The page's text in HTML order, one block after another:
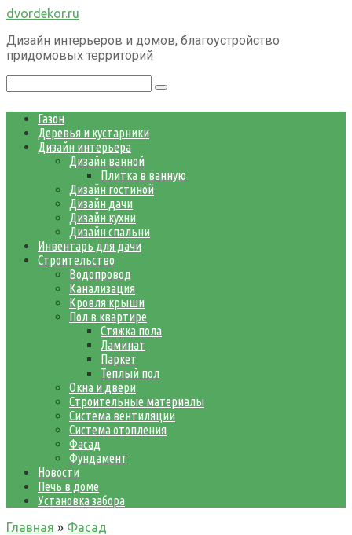
Перейти
контенту
dvordekor.ru
Дизайн интерьеров и домов, благоустройство
придомовых территорий
Газон
Деревья и кустарники
Дизайн интерьера
Дизайн ванной
Плитка в ванную
Дизайн гостиной
Дизайн дачи
Дизайн кухни
Дизайн спальни
Инвентарь для дачи
Строительство
Водопровод
Канализация
Кровля крыши
Пол в квартире
Стяжка пола
Ламинат
Паркет
Теплый пол
Окна и двери
Строительные материалы
Система вентиляции
Система отопления
Фасад
Фундамент
Новости
Печь в доме
Установка забора
Главная » Фасад